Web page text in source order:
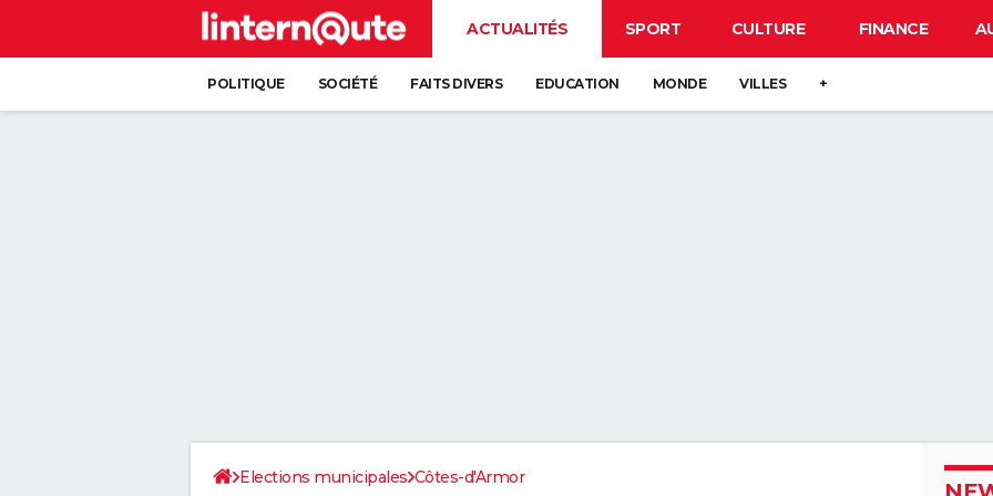
ACTUALITÉS SPORT CULTURE FINANCE
POLITIQUE SOCIÉTÉ FAITS DIVERS EDUCATION MONDE VILLES +
Elections municipales Côtes-d'Armor